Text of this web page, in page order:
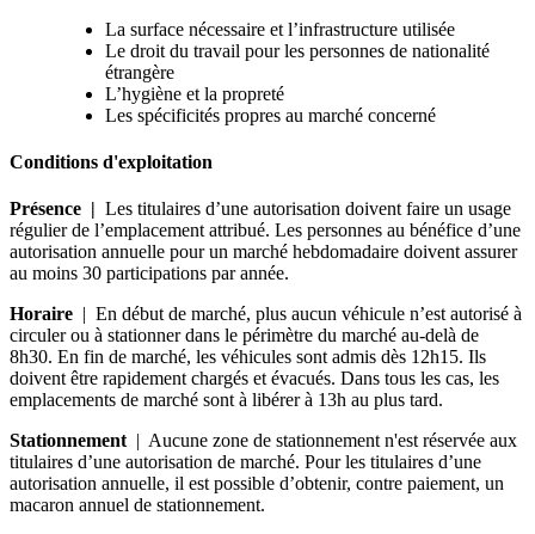
La surface nécessaire et l’infrastructure utilisée
Le droit du travail pour les personnes de nationalité
étrangère
L’hygiène et la propreté
Les spécificités propres au marché concerné
Conditions d'exploitation
Présence | Les titulaires d’une autorisation doivent faire un usage
régulier de l’emplacement attribué. Les personnes au bénéfice d’une
autorisation annuelle pour un marché hebdomadaire doivent assurer
au moins 30 participations par année.
Horaire | En début de marché, plus aucun véhicule n’est autorisé à
circuler ou à stationner dans le périmètre du marché au-delà de
8h30. En fin de marché, les véhicules sont admis dès 12h15. Ils
doivent être rapidement chargés et évacués. Dans tous les cas, les
emplacements de marché sont à libérer à 13h au plus tard.
Stationnement | Aucune zone de stationnement n'est réservée aux
titulaires d’une autorisation de marché. Pour les titulaires d’une
autorisation annuelle, il est possible d’obtenir, contre paiement, un
macaron annuel de stationnement.